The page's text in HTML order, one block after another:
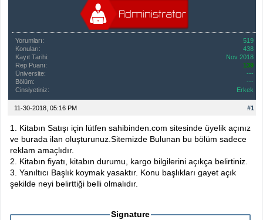
Yorumları:
519
Konuları:
438
Kayıt Tarihi:
Nov 2018
Rep Puanı:
139
Üniversite:
---
Bölüm:
---
Cinsiyetiniz:
Erkek
#1
11-30-2018, 05:16 PM
1. Kitabın Satışı için lütfen sahibinden.com sitesinde üyelik açınız
ve burada ilan oluşturunuz.Sitemizde Bulunan bu bölüm sadece
reklam amaçlıdır.
2. Kitabın fiyatı, kitabın durumu, kargo bilgilerini açıkça belirtiniz.
3. Yanıltıcı Başlık koymak yasaktır. Konu başlıkları gayet açık
şekilde neyi belirttiği belli olmalıdır.
Signature